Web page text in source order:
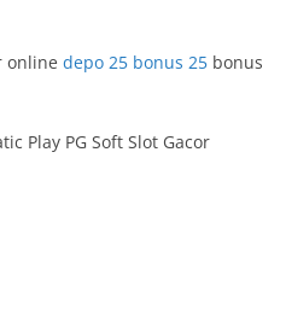
online depo 25 bonus 25 bonus
Play PG Soft Slot Gacor